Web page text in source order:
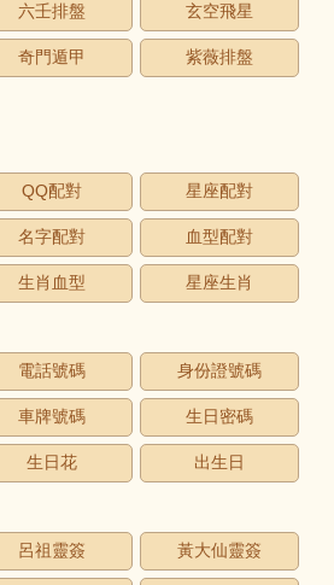
六壬排盤 玄空飛星
奇門遁甲 紫薇排盤
QQ配對 星座配對
名字配對 血型配對
生肖血型 星座生肖
電話號碼 身份證號碼
車牌號碼 生日密碼
生日花 出生日
呂祖靈簽 黃大仙靈簽